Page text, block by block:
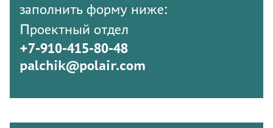
заполнить форму ниже:
Проектный отдел
+7-910-415-80-48
palchik@polair.com